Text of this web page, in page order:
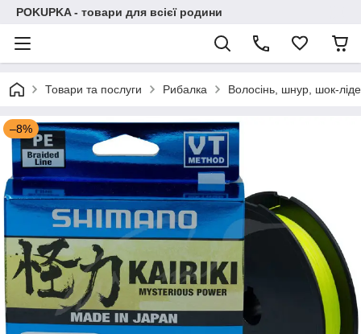
POKUPKA - товари для всієї родини
Товари та послуги Рибалка Волосінь, шнур, шок-
–8%